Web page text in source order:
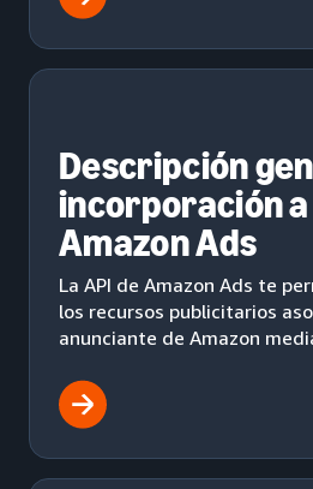
Descripción
incorporación a
Amazon Ads
La API de Amazon Ads te
los recursos publicitarios
anunciante de Amazon